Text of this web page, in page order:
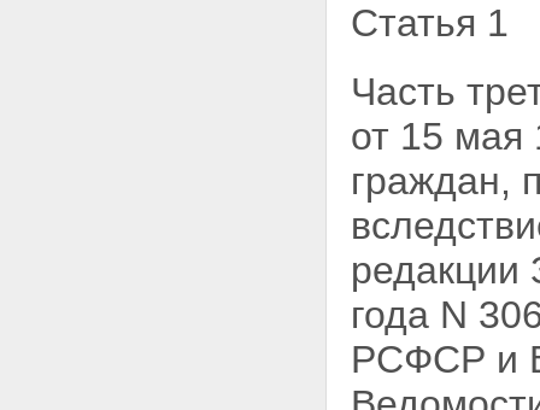
Статья 1
Часть
от 15 мая
граждан,
редакции
года N
РСФСР и